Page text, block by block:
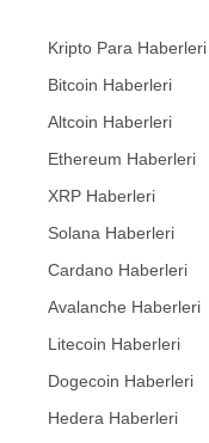
Kripto Para Haberleri
Bitcoin Haberleri
Altcoin Haberleri
Ethereum Haberleri
XRP Haberleri
Solana Haberleri
Cardano Haberleri
Avalanche Haberleri
Litecoin Haberleri
Dogecoin Haberleri
Hedera Haberleri